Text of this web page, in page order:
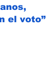
el voto”